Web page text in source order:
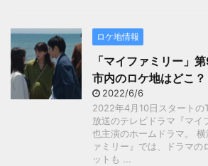
ロケ地情報
「マイファミリー」
市内のロケ地はどこ？
2022/6/6
2022年4月10日スタートの
放送のテレビドラマ『マイ
也主演のホームドラマ。
ァミリー』では、ドラマの
ットも ...